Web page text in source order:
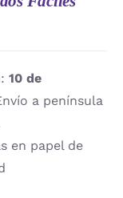
10 de
a península
en papel de